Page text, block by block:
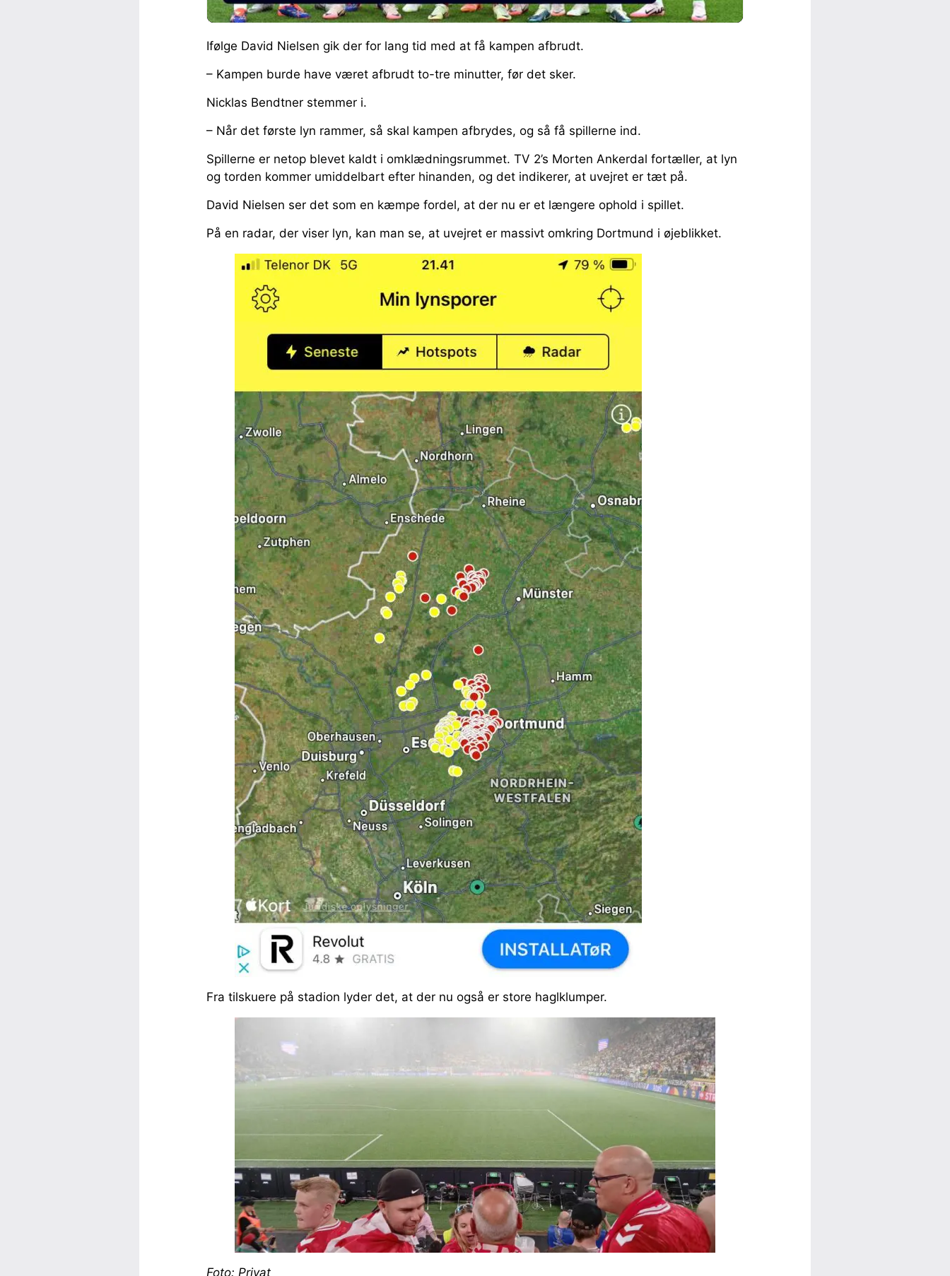
Ifølge David Nielsen gik der for lang tid med at få kampen afbrudt.
– Kampen burde have været afbrudt to-tre minutter, før det sker.
Nicklas Bendtner stemmer i.
– Når det første lyn rammer, så skal kampen afbrydes, og så få spillerne ind.
Spillerne er netop blevet kaldt i omklædningsrummet. TV 2’s Morten Ankerdal fortæller, at lyn
og torden kommer umiddelbart efter hinanden, og det indikerer, at uvejret er tæt på.
David Nielsen ser det som en kæmpe fordel, at der nu er et længere ophold i spillet.
På en radar, der viser lyn, kan man se, at uvejret er massivt omkring Dortmund i øjeblikket.
Fra tilskuere på stadion lyder det, at der nu også er store haglklumper.
Foto: Privat